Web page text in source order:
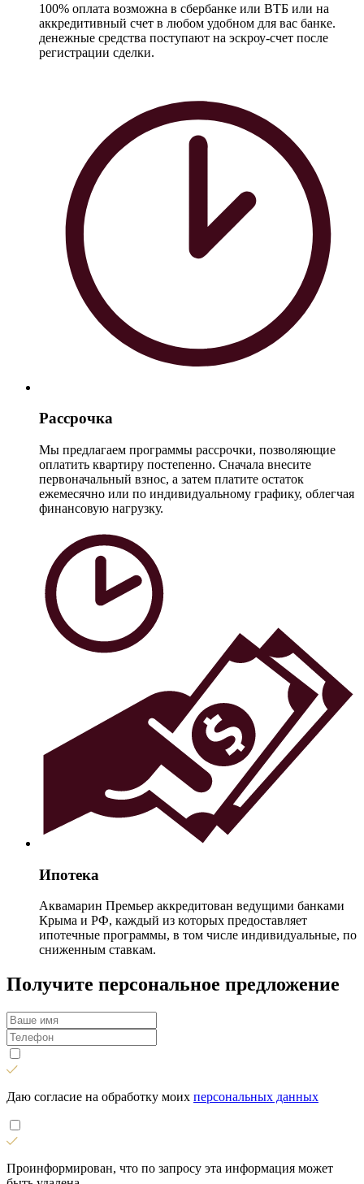
100% оплата возможна в сбербанке или ВТБ или на
аккредитивный счет в любом удобном для вас банке.
денежные средства поступают на эскроу-счет после
регистрации сделки.
Рассрочка
Мы предлагаем программы рассрочки, позволяющие
оплатить квартиру постепенно. Сначала внесите
первоначальный взнос, а затем платите остаток
ежемесячно или по индивидуальному графику, облегчая
финансовую нагрузку.
Ипотека
Аквамарин Премьер аккредитован ведущими банками
Крыма и РФ, каждый из которых предоставляет
ипотечные программы, в том числе индивидуальные, по
сниженным ставкам.
Получите персональное предложение
Даю согласие на обработку моих персональных данных
Проинформирован, что по запросу эта информация может